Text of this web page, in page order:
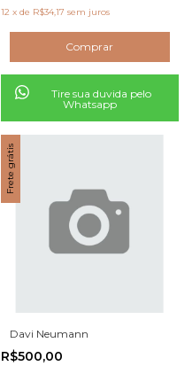
12 x de R$34,17 sem juros
Tire sua duvida pelo
Whatsapp
Frete grátis
Davi Neumann
R$500,00